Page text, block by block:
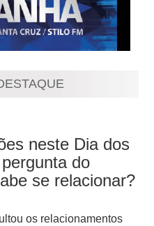
neste Dia dos
do
se relacionar?
os relacionamentos